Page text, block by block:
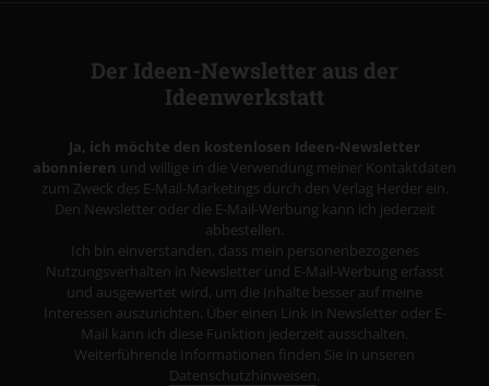
Der Ideen-Newsletter aus der
Ideenwerkstatt
Ja, ich möchte den kostenlosen Ideen-Newsletter
abonnieren und willige in die Verwendung meiner Kontaktdaten
zum Zweck des E-Mail-Marketings durch den Verlag Herder ein.
Den Newsletter oder die E-Mail-Werbung kann ich jederzeit
abbestellen.
Ich bin einverstanden, dass mein personenbezogenes
Nutzungsverhalten in Newsletter und E-Mail-Werbung erfasst
und ausgewertet wird, um die Inhalte besser auf meine
Interessen auszurichten. Über einen Link in Newsletter oder E-
Mail kann ich diese Funktion jederzeit ausschalten.
Weiterführende Informationen finden Sie in unseren
Datenschutzhinweisen.